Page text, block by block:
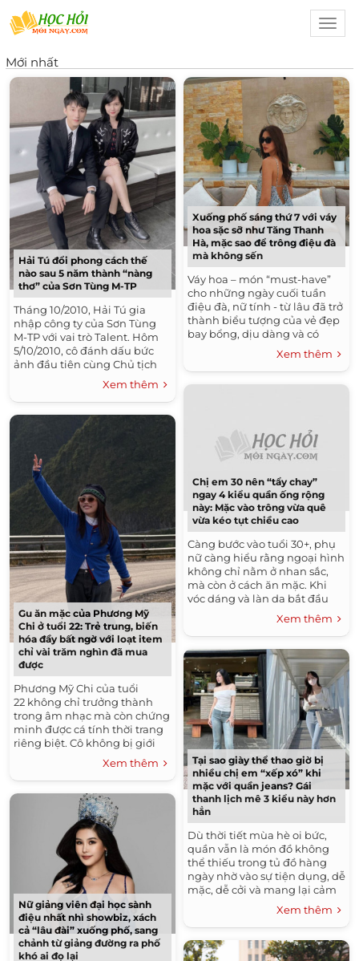
Mới nhất
Hải Tú đổi phong cách thế
nào sau 5 năm thành “nàng
thơ” của Sơn Tùng M-TP
Tháng 10/2010, Hải Tú gia
nhập công ty của Sơn Tùng
M-TP với vai trò Talent. Hôm
5/10/2010, cô đánh dấu bức
ảnh đầu tiên cùng Chủ tịch
với bộ trang phục cá tính gồm
váy ngắn, áo khoác bomber...
Xem thêm
Gu ăn mặc của Phương Mỹ
Chi ở tuổi 22: Trẻ trung, biến
hóa đầy bất ngờ với loạt item
chỉ vài trăm nghìn đã mua
được
Phương Mỹ Chi của tuổi
22 không chỉ trưởng thành
trong âm nhạc mà còn chứng
minh được cá tính thời trang
riêng biệt. Cô không bị giới
hạn bởi bất kỳ khuôn khổ nào
mà sẵn sàng thử nghiệm...
Xem thêm
Nữ giảng viên đại học sành
điệu nhất nhì showbiz, xách
cả “lâu đài” xuống phố, sang
chảnh từ giảng đường ra phố
khó ai đọ lại
Xuống phố sáng thứ 7 với váy
hoa sặc sỡ như Tăng Thanh
Hà, mặc sao để trông điệu đà
mà không sến
Váy hoa – món “must-have”
cho những ngày cuối tuần
điệu đà, nữ tính - từ lâu đã trở
thành biểu tượng của vẻ đẹp
bay bổng, dịu dàng và có
phần tiểu thư. Thế nhưng,
không ít cô nàng...
Xem thêm
Chị em 30 nên “tẩy chay”
ngay 4 kiểu quần ống rộng
này: Mặc vào trông vừa quê
vừa kéo tụt chiều cao
Càng bước vào tuổi 30+, phụ
nữ càng hiểu rằng ngoại hình
không chỉ nằm ở nhan sắc,
mà còn ở cách ăn mặc. Khi
vóc dáng và làn da bắt đầu
thay đổi, cách duy nhất để
duy trì vẻ ngoài thu...
Xem thêm
Tại sao giày thể thao giờ bị
nhiều chị em “xếp xó” khi
mặc với quần jeans? Gái
thanh lịch mê 3 kiểu này hơn
hẳn
Dù thời tiết mùa hè oi bức,
quần vẫn là món đồ không
thể thiếu trong tủ đồ hàng
ngày nhờ vào sự tiện dụng, dễ
mặc, dễ cởi và mang lại cảm
giác thoải mái tuyệt đối. Với
Xem thêm